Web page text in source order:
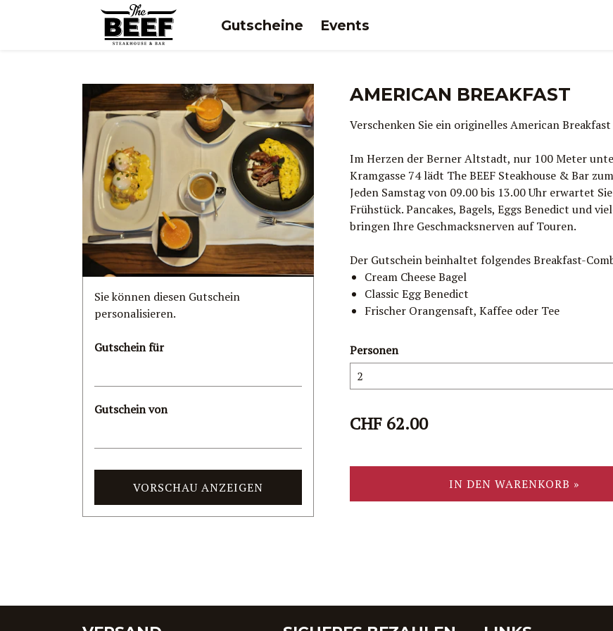
Gutscheine Events
Sie können diesen Gutschein
personalisieren.
Gutschein für
Gutschein von
VORSCHAU ANZEIGEN
AMERICAN BREAKFAST
Verschenken Sie ein originelles American Breakfast
Im Herzen der Berner Altstadt, nur 100 Meter
Kramgasse 74 lädt The BEEF Steakhouse & Bar
Jeden Samstag von 09.00 bis 13.00 Uhr erwartet
Frühstück. Pancakes, Bagels, Eggs Benedict und
bringen Ihre Geschmacksnerven auf Touren.
Der Gutschein beinhaltet folgendes Breakfast-
Cream Cheese Bagel
Classic Egg Benedict
Frischer Orangensaft, Kaffee oder Tee
Personen
CHF 62.00
IN DEN WARENKORB »